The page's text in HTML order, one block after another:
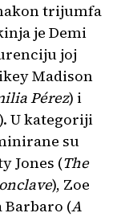
trijumfa
je Demi
joj
Madison
Pérez) i
). U kategoriji
su
Jones (The
), Zoe
Barbaro (A